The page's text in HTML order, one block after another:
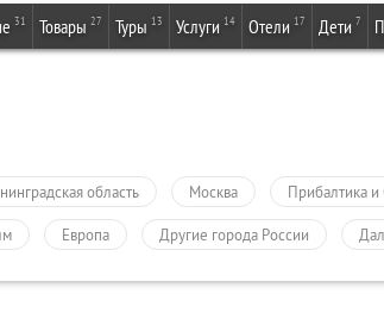
31 Товары 27 Туры 13 Услуги 14 Отели 17 Дети 7
область Москва Прибалтика и
Европа Другие города России